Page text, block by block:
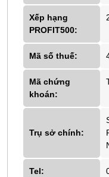
Xếp hạng
PROFIT500:
Mã số thuế:
Mã chứng
khoán:
Trụ sở chính:
Tel: